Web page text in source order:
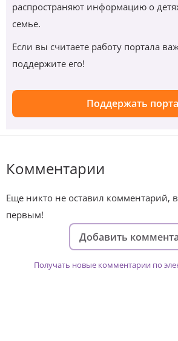
распространяют информацию о
семье.
Если вы считаете работу портала
поддержите его!
Поддержать
Комментарии
Еще никто не оставил комментарий,
первым!
Добавить
Получать новые комментарии по